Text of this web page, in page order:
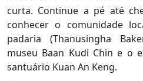
curta. Continue a pé até
conhecer o comunidade
padaria (Thanusingha
museu Baan Kudi Chin e o
santuário Kuan An Keng.